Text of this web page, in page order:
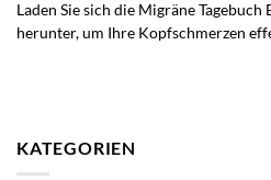
Laden Sie sich die Migräne
herunter, um Ihre Kopfschmerzen
KATEGORIEN